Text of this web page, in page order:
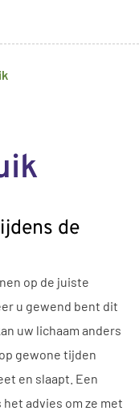
de
op de juiste
u gewend bent dit
uw lichaam anders
gewone tijden
en slaapt. Een
advies om ze met